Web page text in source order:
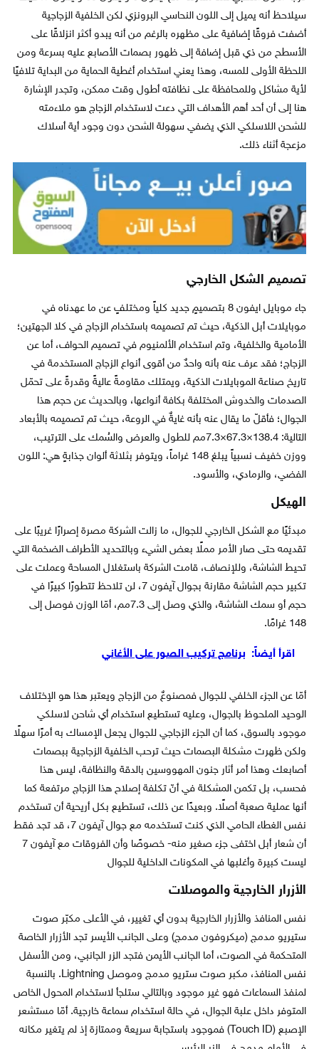
سيلاحظ أنه يميل إلى اللون النحاسي البرونزي لكن الخلفية الزجاجية
أضفت فروقًا إضافية على مظهره بالرغم من أنه يبدو أكثر انزلاقًا على
الأسطح من ذي قبل إضافة إلى ظهور بصمات الأصابع عليه بسرعة ومن
اللحظة الأولى للمسه، وهذا يعني استخدام أغطية الحماية من البداية تلافيًا
لأية مشاكل وللمحافظة على نظافته أطول وقت ممكن، وتجدر الإشارة
هنا إلى أن أحد أهم الأهداف التي دعت لاستخدام الزجاج هو ملاءمته
للشحن اللاسلكي الذي يضفي سهولة الشحن دون وجود أية أسلاك
مزعجة أثناء ذلك.
تصميم الشكل الخارجي
جاء موبايل ايفون 8 بتصميمٍ جديد كلياً ومختلفٍ عن ما عهدناه في
موبايلات أبل الذكية، حيث تم تصميمه باستخدام الزجاج في كلا الجهتين؛
الأمامية والخلفية، وتم استخدام الألمنيوم في تصميم الحواف، أما عن
الزجاج؛ فقد عرف عنه بأنه واحدٌ من أقوى أنواع الزجاج المستخدمة في
تاريخ صناعة الموبايلات الذكية، ويمتلك مقاومةً عاليةً وقدرةً على تحمّل
الصدمات والخدوش المختلفة بكافة أنواعها، وبالحديث عن حجم هذا
الجوال؛ فأقلّ ما يقال عنه بأنه غايةٌ في الروعة، حيث تم تصميمه بالأبعاد
التالية: 138.4×67.3×7.3مم للطول والعرض والسُمك على الترتيب،
ووزن خفيف نسبياً يبلغ 148 غراماً، ويتوفر بثلاثة ألوان جذابةٍ هي: اللون
الفضي، والرمادي، والأسود.
الهيكل
مبدئيًا مع الشكل الخارجي للجوال، ما زالت الشركة مصرة إصرارًا غريبًا على
تقديمه حتى صار الأمر مملًا بعض الشيء وبالتحديد الأطراف الضخمة التي
تحيط الشاشة، وللإنصاف، قامت الشركة باستغلال المساحة وعملت على
تكبير حجم الشاشة مقارنة بجوال آيفون 7، لن تلاحظ تتطورًا كبيرًا في
حجم أو سمك الشاشة، والذي وصل إلى 7.3مم، أمّا الوزن فوصل إلى
148 غرامًا.
اقرأ أيضاً: برنامج تركيب الصور على الأغاني
أمّا عن الجزء الخلفي للجوال فمصنوعٌ من الزجاج ويعتبر هذا هو الإختلاف
الوحيد الملحوظ بالجوال، وعليه تستطيع استخدام أي شاحن لاسلكي
موجود بالسوق، كما أن الجزء الزجاجي للجوال يجعل الإمساك به أمرًا سهلًا
ولكن ظهرت مشكلة البصمات حيث ترحب الخلفية الزجاجية ببصمات
أصابعك وهذا أمر أثار جنون المهووسين بالدقة والنظافة، ليس هذا
فحسب، بل تكمن المشكلة في أنّ تكلفة إصلاح هذا الزجاج مرتفعة كما
أنها عملية صعبة أصلًا. وبعيدًا عن ذلك، تستطيع بكل أريحية أن تستخدم
نفس الغطاء الحامي الذي كنت تستخدمه مع جوال آيفون 7، قد تجد فقط
أن شعار أبل اختفى جزء صغير منه- خصوصًا وأن الفروقات مع آيفون 7
ليست كبيرة وأغلبها في المكونات الداخلية للجوال
الأزرار الخارجية والموصلات
نفس المنافذ والأزرار الخارجية بدون أي تغيير، في الأعلى مكبّر صوت
ستيريو مدمج (ميكروفون مدمج) وعلى الجانب الأيسر تجد الأزرار الخاصة
المتحكمة في الصوت، أما الجانب الأيمن فتجد الزر الجانبي، ومن الأسفل
نفس المنافذ، مكبر صوت ستريو مدمج وموصل Lightning. بالنسبة
لمنفذ السماعات فهو غير موجود وبالتالي ستلجأ لاستخدام المحول الخاص
المتوفر داخل علبة الجوال، في حالة استخدام سماعة خارجية. أمّا مستشعر
الإصبع (Touch ID) فموجود باستجابة سريعة وممتازة إذ لم يتغير مكانه